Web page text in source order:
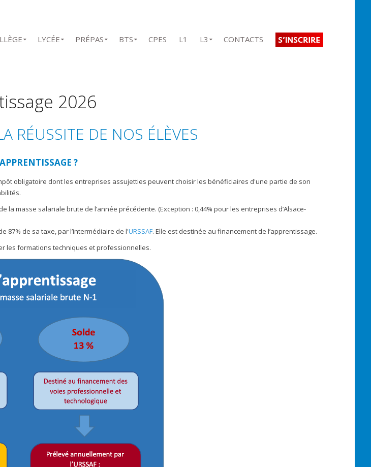
LYCÉE PRÉPAS BTS CPES L1 L3 CONTACTS
2026
RÉUSSITE DE NOS ÉLÈVES
?
obligatoire dont les entreprises assujetties peuvent choisir les bénéficiaires d'une partie de son
la masse salariale brute de l’année précédente. (Exception : 0,44% pour les entreprises d’Alsace-
87% de sa taxe, par l’intermédiaire de l'URSSAF. Elle est destinée au financement de l’apprentissage.
les formations techniques et professionnelles.